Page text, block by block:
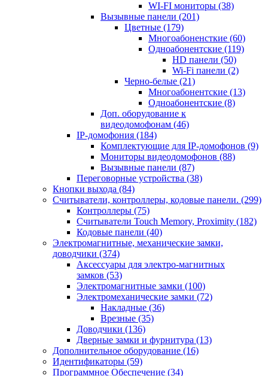
WI-FI мониторы (38)
Вызывные панели (201)
Цветные (179)
Многоабоненсткие (60)
Одноабонентские (119)
HD панели (50)
Wi-Fi панели (2)
Черно-белые (21)
Многоабонентские (13)
Одноабонентские (8)
Доп. оборудование к
видеодомофонам (46)
IP-домофония (184)
Комплектующие для IP-домофонов (9)
Мониторы видеодомофонов (88)
Вызывные панели (87)
Переговорные устройства (38)
Кнопки выхода (84)
Считыватели, контроллеры, кодовые панели. (299)
Контроллеры (75)
Считыватели Touch Memory, Proximity (182)
Кодовые панели (40)
Электромагнитные, механические замки,
доводчики (374)
Аксессуары для электро-магнитных
замков (53)
Электромагнитные замки (100)
Электромеханические замки (72)
Накладные (36)
Врезные (35)
Доводчики (136)
Дверные замки и фурнитура (13)
Дополнительное оборудование (16)
Идентификаторы (59)
Программное Обеспечение (34)